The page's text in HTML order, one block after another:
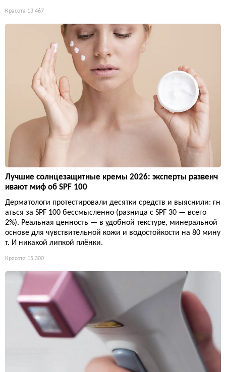
Красота 13 467
Лучшие солнцезащитные кремы 2026: эксперты развенч
ивают миф об SPF 100
Дерматологи протестировали десятки средств и выяснили: гн
аться за SPF 100 бессмысленно (разница с SPF 30 — всего
2%). Реальная ценность — в удобной текстуре, минеральной
основе для чувствительной кожи и водостойкости на 80 мину
т. И никакой липкой плёнки.
Красота 15 300